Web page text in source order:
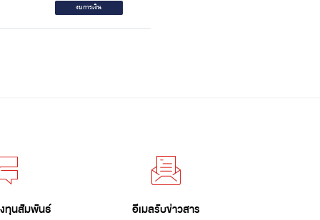
งบการเงิน
ทุนสัมพันธ์ อีเมลรับข่าวสาร